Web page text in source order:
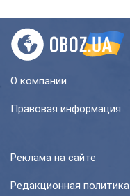
О компании
Правовая информация
Реклама на сайте
Редакционная политика